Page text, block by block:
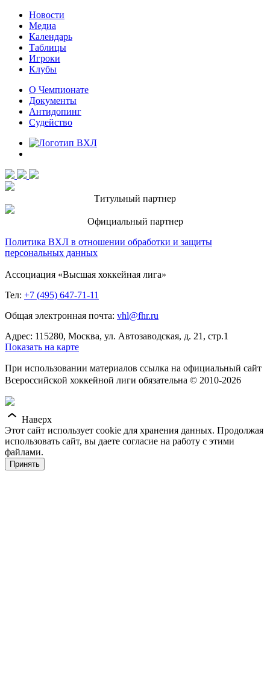
Новости
Медиа
Календарь
Таблицы
Игроки
Клубы
О Чемпионате
Документы
Антидопинг
Судейство
Титульный партнер
Официальный партнер
Политика ВХЛ в отношении обработки и защиты
персональных данных
Ассоциация «Высшая хоккейная лига»
Тел: +7 (495) 647-71-11
Общая электронная почта: vhl@fhr.ru
Адрес: 115280, Москва, ул. Автозаводская, д. 21, стр.1
Показать на карте
При использовании материалов ссылка на официальный сайт
Всероссийской хоккейной лиги обязательна © 2010-2026
Наверх
Этот сайт использует cookie для хранения данных. Продолжая
использовать сайт, вы даете согласие на работу с этими
файлами.
Принять